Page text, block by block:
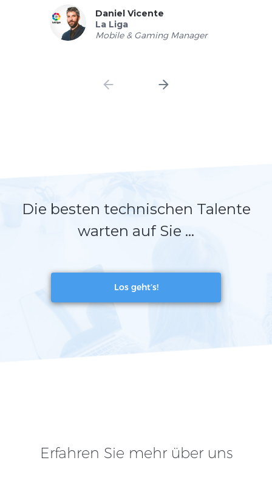
Daniel Vicente
La Liga
Mobile & Gaming Manager
Die besten technischen Talente
warten auf Sie …
Los geht’s!
Erfahren Sie mehr über uns